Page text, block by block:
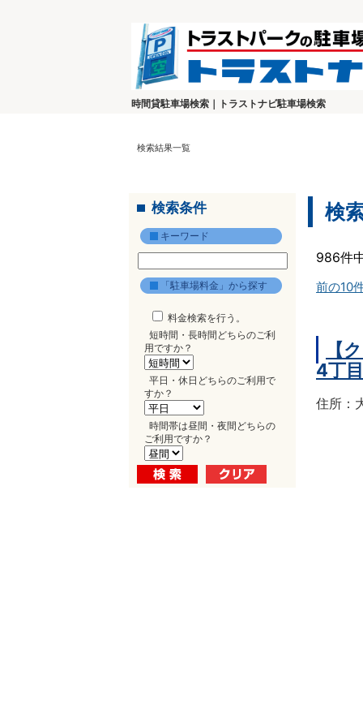
時間貸駐車場検索｜トラストナビ駐車場検索
検索結果一覧
検索条件
キーワード
「駐車場料金」から探す
料金検索を行う。
短時間・長時間どちらのご利
用ですか？
平日・休日どちらのご利用で
すか？
時間帯は昼間・夜間どちらの
ご利用ですか？
検
986件
前の10
【
4丁目
住所：